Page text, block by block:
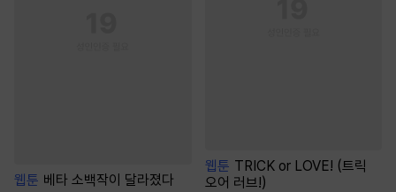
웹툰 베타 소백작이 달라졌다
웹툰 TRICK or LOVE! (트릭
오어 러브!)